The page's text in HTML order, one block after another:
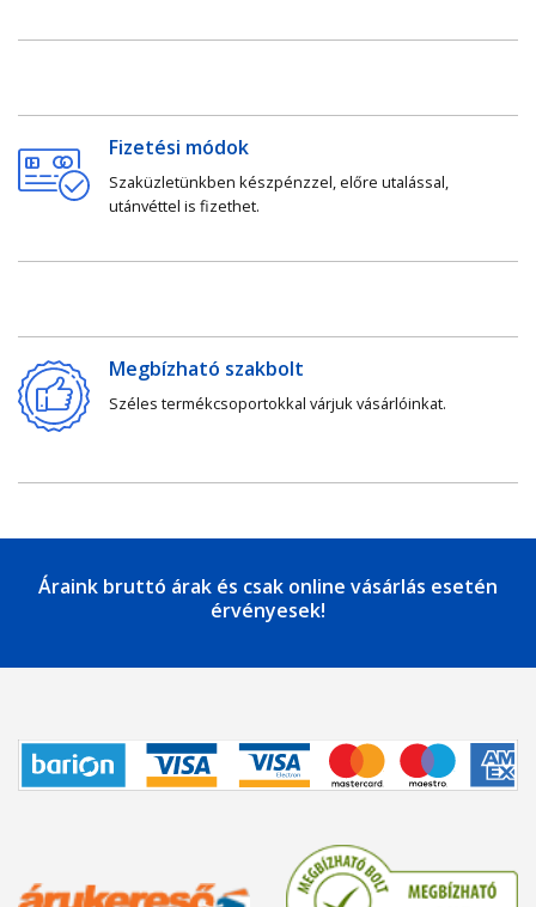
Fizetési módok
Szaküzletünkben készpénzzel, előre utalással,
utánvéttel is fizethet.
Megbízható szakbolt
Széles termékcsoportokkal várjuk vásárlóinkat.
Áraink bruttó árak és csak online vásárlás esetén
érvényesek!